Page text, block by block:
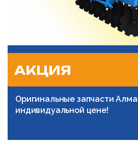
АКЦИЯ
Оригинальные запчасти
индивидуальной цене!